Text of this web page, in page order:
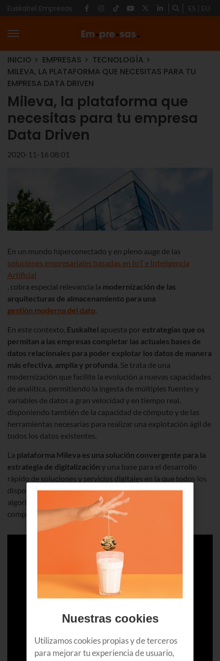
Euskaltel Empresas ES EU
INICIO EMPRESAS
TECNOLOGÍA
MILEVA, LA PLATAFORMA QUE NECESITAS PARA TU
EMPRESA DATA DRIVEN
Mileva, la plataforma que
necesitas para tu empresa
Data Driven
2020-11-16 08:01
En un mundo hiperconectado y en pleno auge de las
soluciones empresariales basadas en IoT e Inteligencia
Artificial
, cobra especial relevancia la modernización de las
arquitecturas de almacenamiento para una
gestión moderna del dato.
En este contexto, Euskaltel apuesta por estrategias que os
permitan a las empresas completar las actuales bases de
datos relacionales para poder explotar los datos de manera
más efectiva, amplia y profunda. Se trata de una
modernización que facilite la evolución a nuevas capacidades
de analítica, permitiendo la ingesta de múltiples fuentes y
variables de datos a gran velocidad y en tiempo real,
disponiendo también de la capacidad de cómputo y de las
herramientas necesarias para realizar una explotación ágil de
todos los datos existentes.
La plataforma Mileva es una solución convergente para la
estrategia de digitalización y una base para el desarrollo
rápido de soluciones y servicios digitales en la que todos los
dispositivos pueden ser considerados un sensor, con
algoritmos capaces de obtener patrones, predecir
comportamientos futuros o de aprender con ejemplos.
Nuestras cookies
Utilizamos cookies propias y de terceros
para mejorar tu experiencia de usuario,